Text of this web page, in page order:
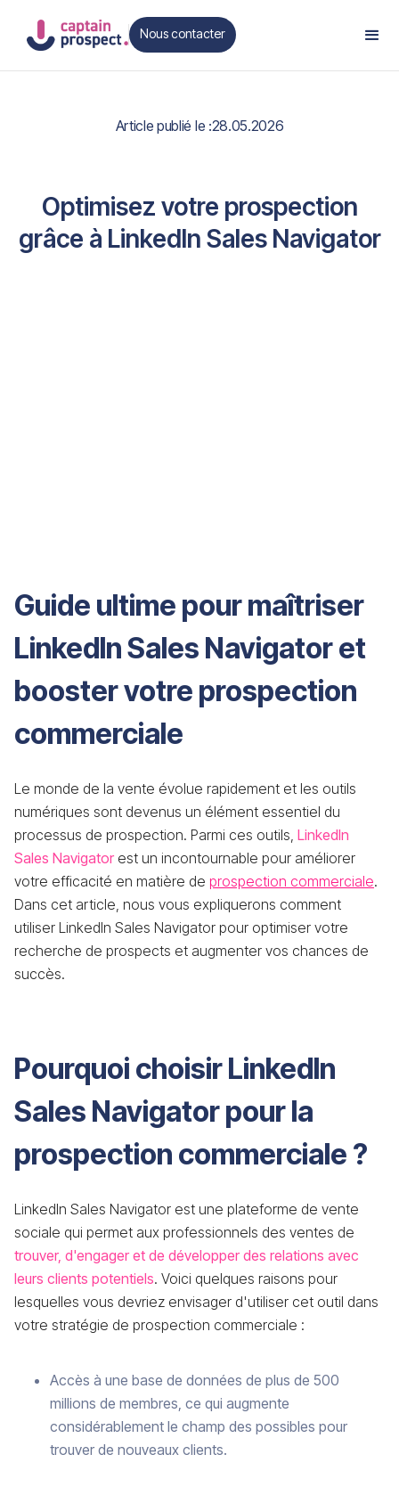
Nous contacter
Contact
Article publié le :28.05.2026
Optimisez votre prospection
grâce à LinkedIn Sales Navigator
Guide ultime pour maîtriser
LinkedIn Sales Navigator et
booster votre prospection
commerciale
Le monde de la vente évolue rapidement et les outils
numériques sont devenus un élément essentiel du
processus de prospection. Parmi ces outils, LinkedIn
Sales Navigator est un incontournable pour améliorer
votre efficacité en matière de prospection commerciale.
Dans cet article, nous vous expliquerons comment
utiliser LinkedIn Sales Navigator pour optimiser votre
recherche de prospects et augmenter vos chances de
succès.
Pourquoi choisir LinkedIn
Sales Navigator pour la
prospection commerciale ?
LinkedIn Sales Navigator est une plateforme de vente
sociale qui permet aux professionnels des ventes de
trouver, d'engager et de développer des relations avec
leurs clients potentiels. Voici quelques raisons pour
lesquelles vous devriez envisager d'utiliser cet outil dans
votre stratégie de prospection commerciale :
Accès à une base de données de plus de 500
millions de membres, ce qui augmente
considérablement le champ des possibles pour
trouver de nouveaux clients.